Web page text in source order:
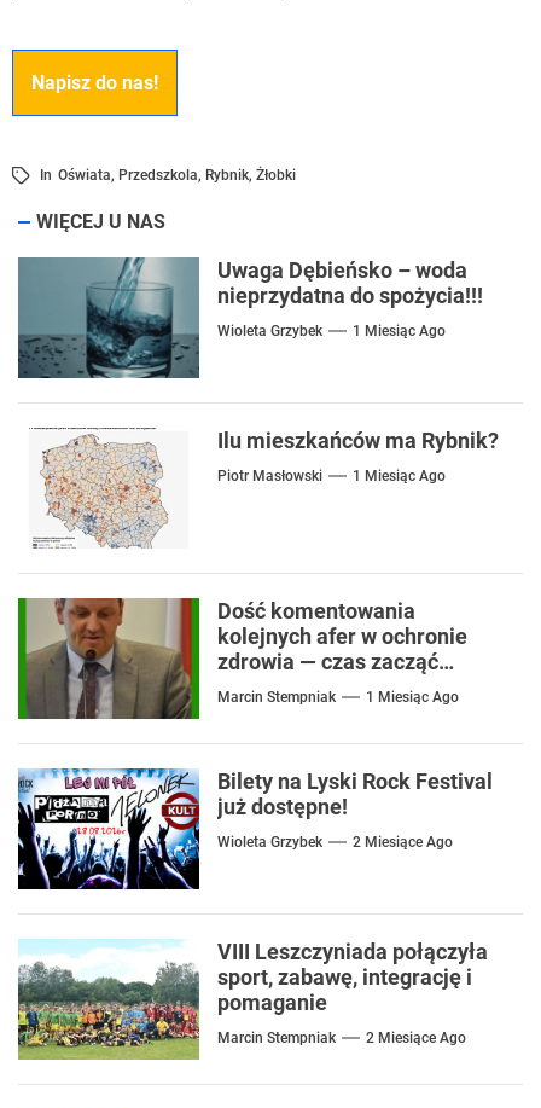
Napisz do nas!
In Oświata, Przedszkola, Rybnik, Żłobki
WIĘCEJ U NAS
Uwaga Dębieńsko – woda
nieprzydatna do spożycia!!!
Wioleta Grzybek 1 Miesiąc Ago
Ilu mieszkańców ma Rybnik?
Piotr Masłowski 1 Miesiąc Ago
Dość komentowania
kolejnych afer w ochronie
zdrowia — czas zacząć
mówić o rozwiązaniach
Marcin Stempniak 1 Miesiąc Ago
Bilety na Lyski Rock Festival
już dostępne!
Wioleta Grzybek 2 Miesiące Ago
VIII Leszczyniada połączyła
sport, zabawę, integrację i
pomaganie
Marcin Stempniak 2 Miesiące Ago